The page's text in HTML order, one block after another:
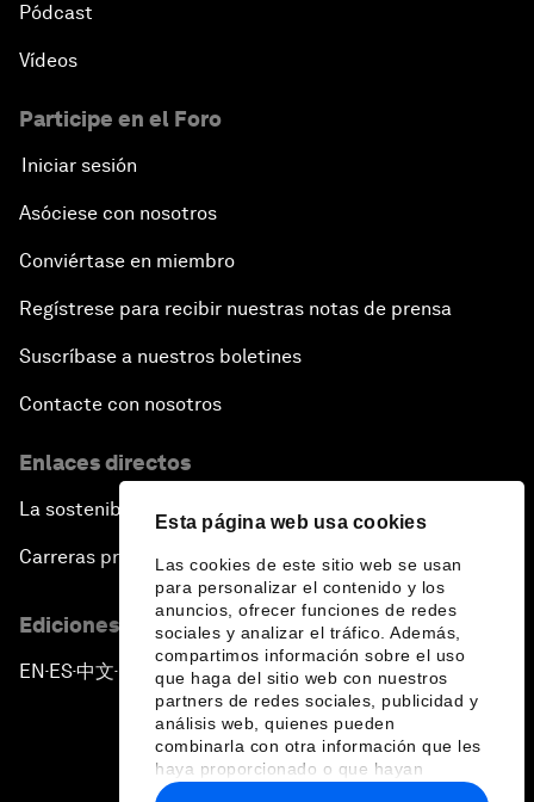
Esta página web usa cookies
Las cookies de este sitio web se usan
para personalizar el contenido y los
anuncios, ofrecer funciones de redes
sociales y analizar el tráfico. Además,
compartimos información sobre el uso
que haga del sitio web con nuestros
partners de redes sociales, publicidad y
análisis web, quienes pueden
combinarla con otra información que les
haya proporcionado o que hayan
recopilado a partir del uso que haya
Pódcast
Vídeos
Participe en el Foro
Iniciar sesión
Asóciese con nosotros
Conviértase en miembro
Regístrese para recibir nuestras notas de prensa
Suscríbase a nuestros boletines
Contacte con nosotros
Enlaces directos
La sostenibilidad en el Foro
Carreras profesionales
Ediciones en otros idiomas
EN ▪ES▪中文▪ 日本語